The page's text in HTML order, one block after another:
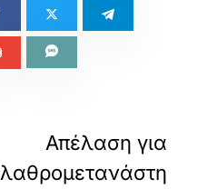
Απέλαση για
λαθρομετανάστη